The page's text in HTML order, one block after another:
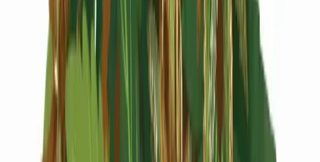
Live Rosin